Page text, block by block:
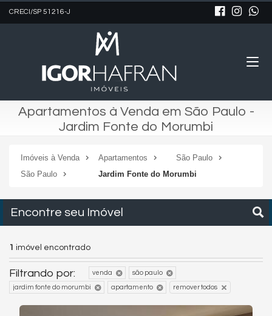
CRECI/SP 51216-J
Apartamentos à Venda em São Paulo -
Jardim Fonte do Morumbi
Imóveis à Venda Apartamentos
São Paulo
São Paulo
Jardim Fonte do Morumbi
Encontre seu Imóvel
1 imóvel encontrado
Filtrando por: venda são paulo
jardim fonte do morumbi apartamento remover todos